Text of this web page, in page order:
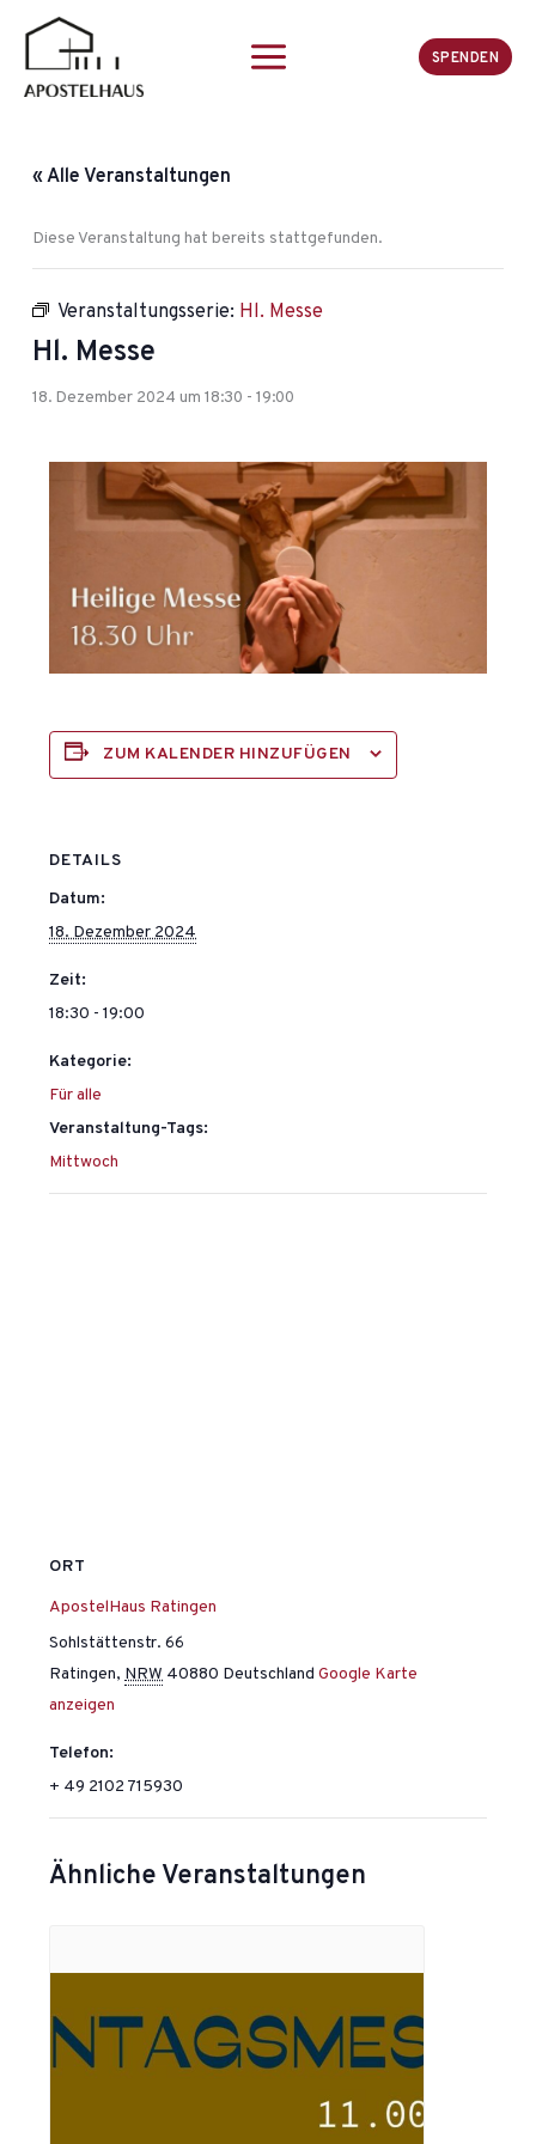
springen
SPENDEN
« Alle Veranstaltungen
Diese Veranstaltung hat bereits stattgefunden.
Veranstaltungsserie: Hl. Messe
Hl. Messe
18. Dezember 2024 um 18:30 -19:00
ZUM KALENDER HINZUFÜGEN
DETAILS
Datum:
18. Dezember 2024
Zeit:
18:30 - 19:00
Kategorie:
Für alle
Veranstaltung-Tags:
Mittwoch
ORT
ApostelHaus Ratingen
Sohlstättenstr. 66
Ratingen, NRW 40880 Deutschland Google Karte
anzeigen
Telefon:
+ 49 2102 715930
Ähnliche Veranstaltungen